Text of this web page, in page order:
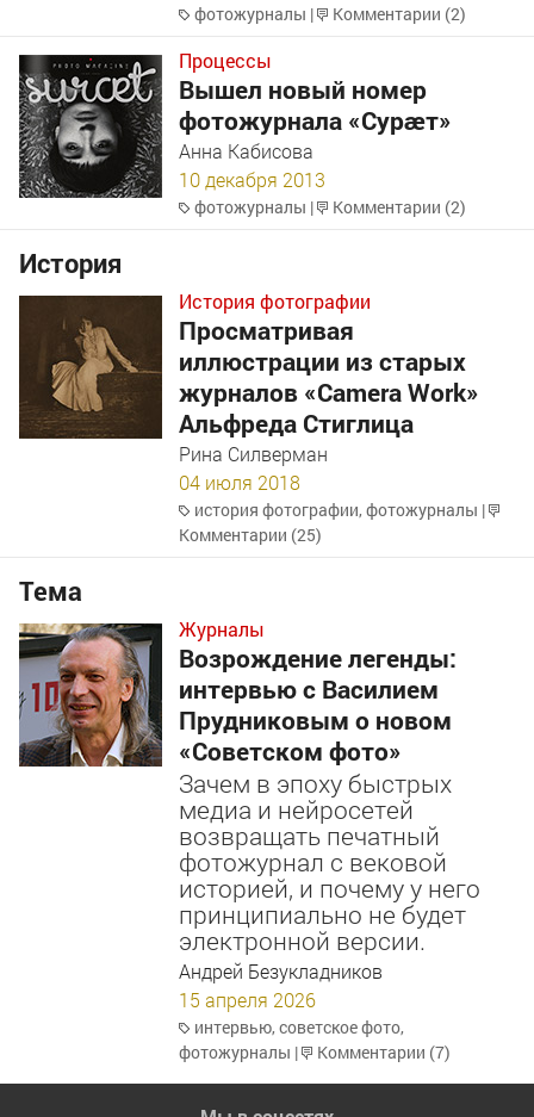
фотожурналы | Комментарии (2)
Процессы
Вышел новый номер
фотожурнала «Сурæт»
Анна Кабисова
10 декабря 2013
фотожурналы | Комментарии (2)
История
История фотографии
Просматривая
иллюстрации из старых
журналов «Camera Work»
Альфреда Стиглица
Рина Силверман
04 июля 2018
история фотографии,фотожурналы |
Комментарии (25)
Тема
Журналы
Возрождение легенды:
интервью с Василием
Прудниковым о новом
«Советском фото»
Зачем в эпоху быстрых
медиа и нейросетей
возвращать печатный
фотожурнал с вековой
историей, и почему у него
принципиально не будет
электронной версии.
Андрей Безукладников
15 апреля 2026
интервью,советское фото,
фотожурналы | Комментарии (7)